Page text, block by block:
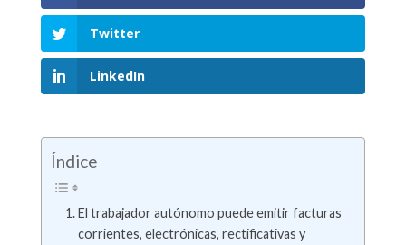
Twitter
LinkedIn
Índice
El trabajador autónomo puede emitir facturas
corrientes, electrónicas, rectificativas y